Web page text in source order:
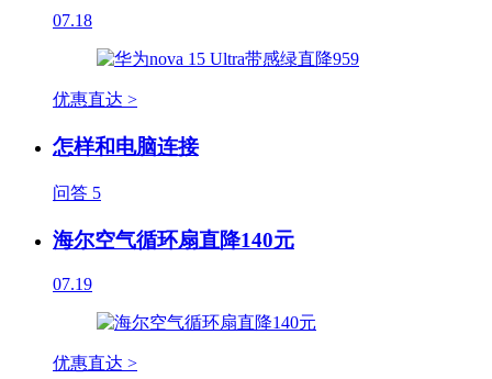
07.18
优惠直达 >
怎样和电脑连接
问答 5
海尔空气循环扇直降140元
07.19
优惠直达 >